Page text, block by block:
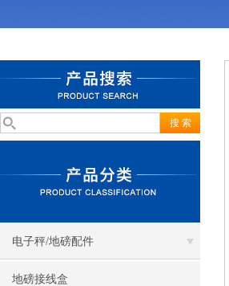
电子秤/地磅配件
地磅接线盒